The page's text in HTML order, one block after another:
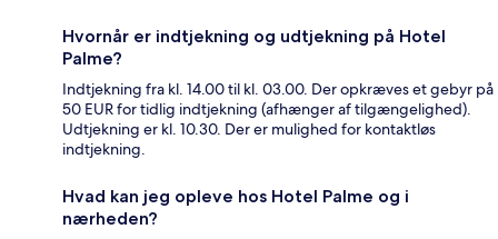
Hvornår er indtjekning og udtjekning på Hotel
Palme?
Indtjekning fra kl. 14.00 til kl. 03.00. Der opkræves et gebyr på
50 EUR for tidlig indtjekning (afhænger af tilgængelighed).
Udtjekning er kl. 10.30. Der er mulighed for kontaktløs
indtjekning.
Hvad kan jeg opleve hos Hotel Palme og i
nærheden?